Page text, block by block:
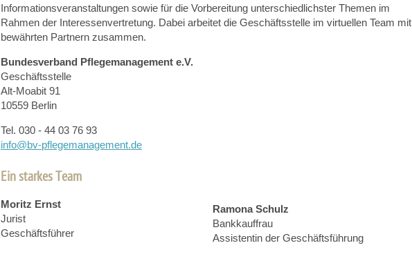
Informationsveranstaltungen sowie für die Vorbereitung unterschiedlichster Themen im
Rahmen der Interessenvertretung. Dabei arbeitet die Geschäftsstelle im virtuellen Team mit
bewährten Partnern zusammen.
Bundesverband Pflegemanagement e.V.
Geschäftsstelle
Alt-Moabit 91
10559 Berlin
Tel. 030 - 44 03 76 93
info@bv-pflegemanagement.de
Ein starkes Team
Moritz Ernst
Jurist
Geschäftsführer
Ramona Schulz
Bankkauffrau
Assistentin der Geschäftsführung